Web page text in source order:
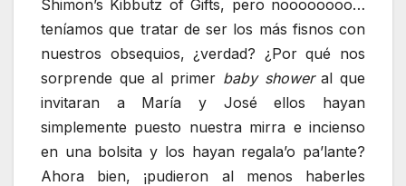
Shimon’s Kibbutz of Gifts, pero noooooooo…
teníamos que tratar de ser los más fisnos con
nuestros obsequios, ¿verdad? ¿Por qué nos
sorprende que al primer baby showeral que
invitaran a María y José ellos hayan
simplemente puesto nuestra mirra e incienso
en una bolsita y los hayan regala’o pa’lante?
Ahora bien, ¡pudieron al menos haberles